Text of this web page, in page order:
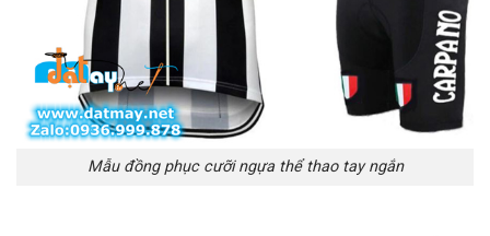
Mẫu đồng phục cưỡi ngựa thể thao tay ngắn